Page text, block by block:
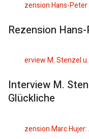
Rezension
Interview M.
Glückliche